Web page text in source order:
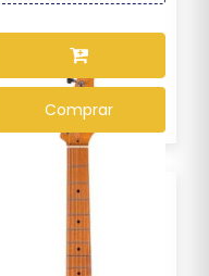
Comprar